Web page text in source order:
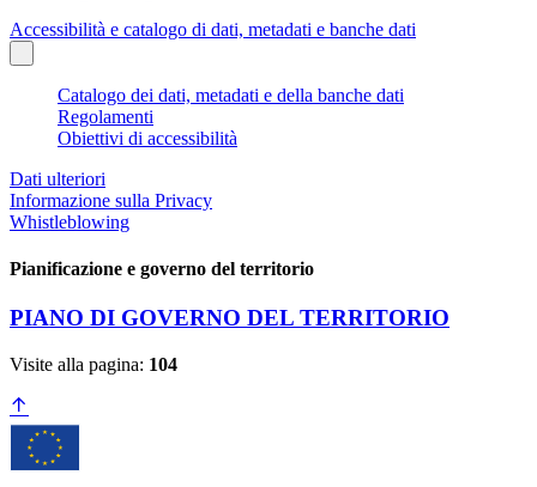
Accessibilità e catalogo di dati, metadati e banche dati
Catalogo dei dati, metadati e della banche dati
Regolamenti
Obiettivi di accessibilità
Dati ulteriori
Informazione sulla Privacy
Whistleblowing
Pianificazione e governo del territorio
PIANO DI GOVERNO DEL TERRITORIO
Visite alla pagina: 104